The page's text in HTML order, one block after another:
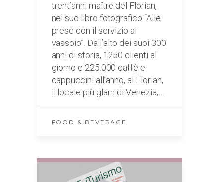
trent’anni maître del Florian,
nel suo libro fotografico “Alle
prese con il servizio al
vassoio”. Dall’alto dei suoi 300
anni di storia, 1250 clienti al
giorno e 225.000 caffè e
cappuccini all’anno, al Florian,
il locale più glam di Venezia,…
FOOD & BEVERAGE